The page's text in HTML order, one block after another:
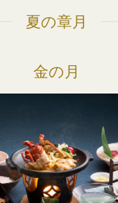
夏の章月
金の月